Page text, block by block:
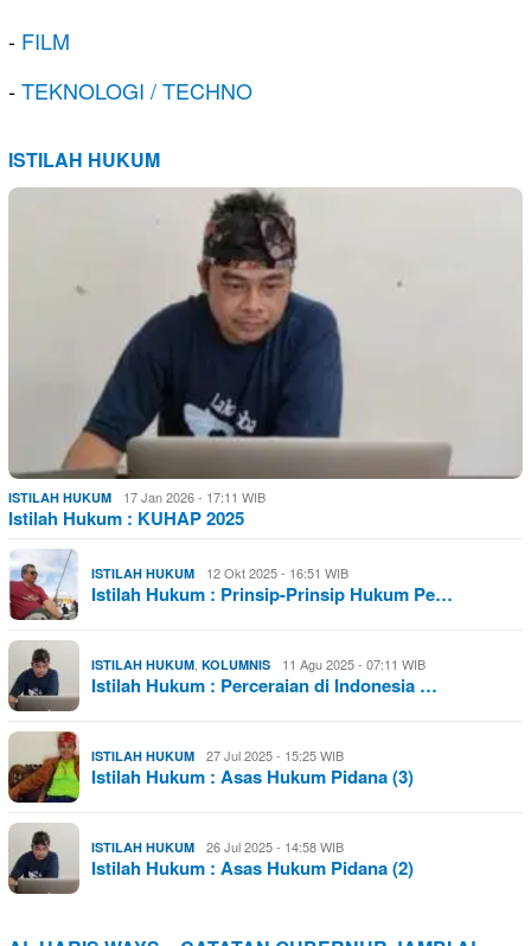
- FILM
-TEKNOLOGI / TECHNO
ISTILAH HUKUM
ISTILAH HUKUM 17 Jan 2026 - 17:11 WIB
Istilah Hukum : KUHAP 2025
ISTILAH HUKUM 12 Okt 2025 - 16:51 WIB
Istilah Hukum : Prinsip-Prinsip Hukum Pe…
ISTILAH HUKUM KOLUMNIS 11 Agu 2025 - 07:11 WIB
Istilah Hukum : Perceraian di Indonesia …
ISTILAH HUKUM 27 Jul 2025 - 15:25 WIB
Istilah Hukum : Asas Hukum Pidana (3)
ISTILAH HUKUM 26 Jul 2025 - 14:58 WIB
Istilah Hukum : Asas Hukum Pidana (2)